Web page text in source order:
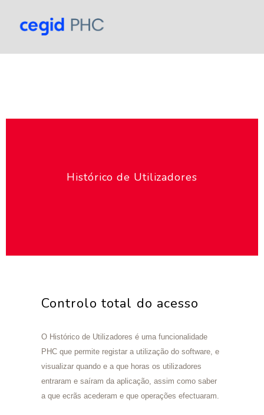
Histórico de Utilizadores
Controlo total do acesso
O Histórico de Utilizadores é uma funcionalidade
PHC que permite registar a utilização do software, e
visualizar quando e a que horas os utilizadores
entraram e saíram da aplicação, assim como saber
a que ecrãs acederam e que operações efectuaram.